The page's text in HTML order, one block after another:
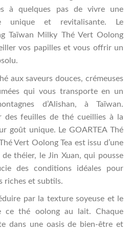
à quelques pas de vivre une
unique et revitalisante. Le
Taïwan Milky Thé Vert Oolong
vos papilles et vous offrir un
aux saveurs douces, crémeuses
qui vous transporte en un
d’Alishan, à Taïwan.
des feuilles de thé cueillies à la
goût unique. Le GOARTEA Thé
Vert Oolong Tea est issu d’une
théier, le Jin Xuan, qui pousse
des conditions idéales pour
riches et subtils.
par la texture soyeuse et le
ce thé oolong au lait. Chaque
dans une oasis de bien-être et